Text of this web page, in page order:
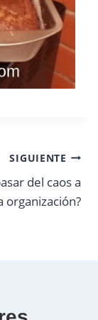
SIGUIENTE
del caos a
organización?